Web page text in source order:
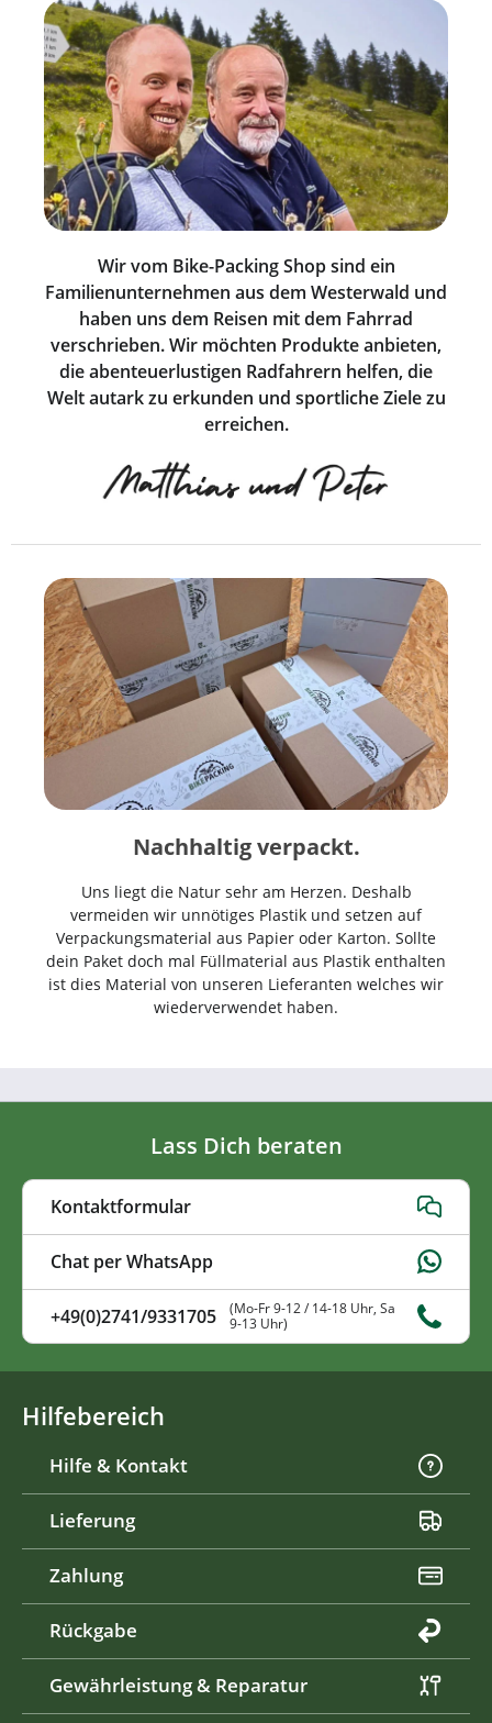
Wir vom Bike-Packing Shop sind ein
Familienunternehmen aus dem Westerwald und
haben uns dem Reisen mit dem Fahrrad
verschrieben. Wir möchten Produkte anbieten,
die abenteuerlustigen Radfahrern helfen, die
Welt autark zu erkunden und sportliche Ziele zu
erreichen.
Nachhaltig verpackt.
Uns liegt die Natur sehr am Herzen. Deshalb
vermeiden wir unnötiges Plastik und setzen auf
Verpackungsmaterial aus Papier oder Karton. Sollte
dein Paket doch mal Füllmaterial aus Plastik enthalten
ist dies Material von unseren Lieferanten welches wir
wiederverwendet haben.
Lass Dich beraten
Kontaktformular
Chat per WhatsApp
+49(0)2741/9331705
(Mo-Fr 9-12 / 14-18 Uhr, Sa
9-13 Uhr)
Hilfebereich
Hilfe & Kontakt
Lieferung
Zahlung
Rückgabe
Gewährleistung & Reparatur